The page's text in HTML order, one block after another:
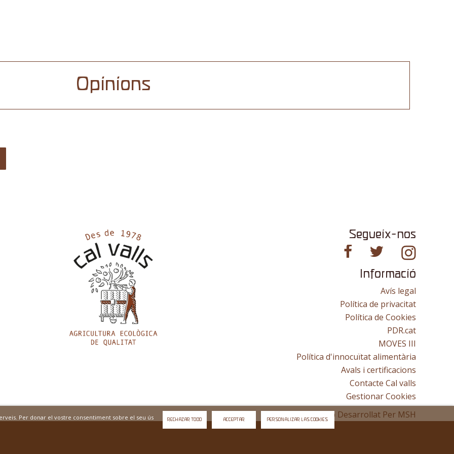
Opinions
Segueix-nos
Informació
Avís legal
Política de privacitat
Política de Cookies
PDR.cat
MOVES III
Política d'innocuïtat alimentària
Avals i certificacions
Contacte Cal valls
Gestionar Cookies
Lloc Web Desarrollat Per MSH
Per donar el vostre consentiment sobre el seu ús
RECHAZAR TODO ACCEPTAR PERSONALIZAR LAS COOKIES